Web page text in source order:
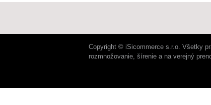
Copyright © iSicommerce s.r.o. Všetky
rozmnožovanie, šírenie a na verejný